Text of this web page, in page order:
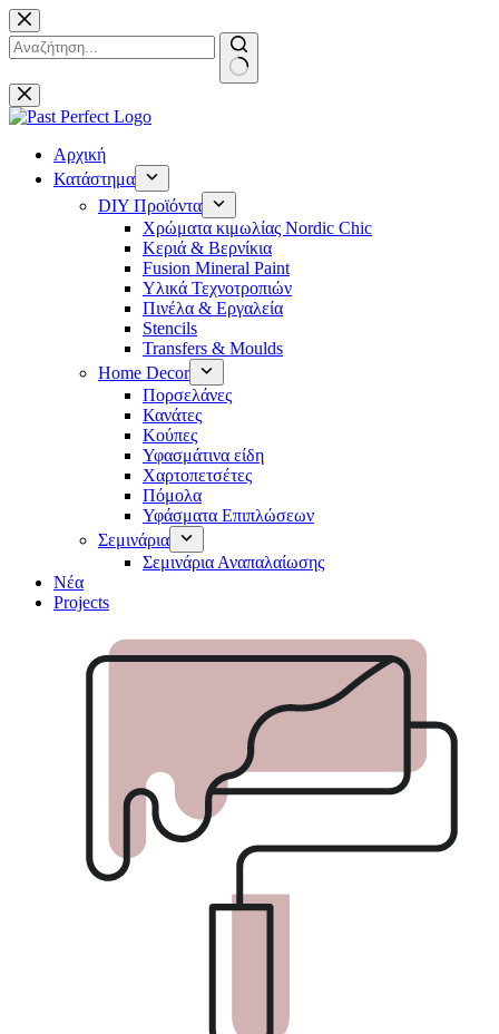
Μετάβαση
στο
περιεχόμενο
No
results
Αρχική
Κατάστημα
DIY Προϊόντα
Χρώματα κιμωλίας Nordic Chic
Κεριά & Βερνίκια
Fusion Mineral Paint
Υλικά Τεχνοτροπιών
Πινέλα & Εργαλεία
Stencils
Transfers & Moulds
Home Decor
Πορσελάνες
Κανάτες
Κούπες
Υφασμάτινα είδη
Χαρτοπετσέτες
Πόμολα
Υφάσματα Επιπλώσεων
Σεμινάρια
Σεμινάρια Αναπαλαίωσης
Νέα
Projects